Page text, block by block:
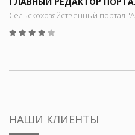
Сельскохозяйственный портал
НАШИ КЛИЕНТЫ